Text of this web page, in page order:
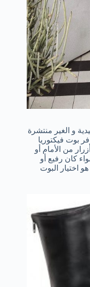
و الغير منتشرة
بوت فيكتوريا
من الأمام أو
كان رفيع أو
اختيار البوت